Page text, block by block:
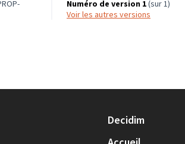
Numéro de version 1(sur 1)
voir les autres versions
Decidim